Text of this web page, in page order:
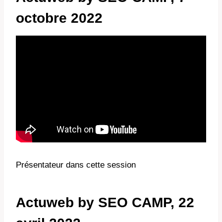
octobre 2022
Présentateur dans cette session
Actuweb by SEO CAMP, 22